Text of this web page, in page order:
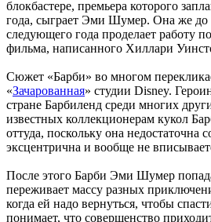
блокбастере, премьера которого
года, сыграет Эми Шумер. Она же до
следующего года проделает работу
фильма, написанного Хиллари
Сюжет «Барби» во многом
«Зачарованная» студии Disney.
стране Барбиленд среди многих
известных коллекционерам кукол
оттуда, поскольку она недостаточна
эксцентрична и вообще не
После этого Барби Эми Шумер
переживает массу разных
когда ей надо вернуться, чтобы
понимает, что совершенство